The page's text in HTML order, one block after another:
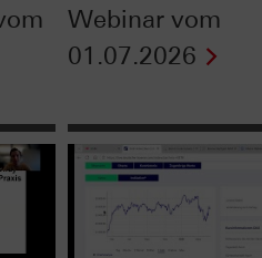
Webinar vom
01.07.2026